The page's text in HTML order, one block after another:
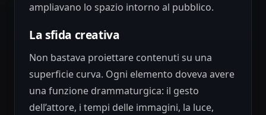
ampliavano lo spazio intorno al pubblico.
La sfida creativa
Non bastava proiettare contenuti su una
superficie curva. Ogni elemento doveva avere
una funzione drammaturgica: il gesto
dell’attore, i tempi delle immagini, la luce,